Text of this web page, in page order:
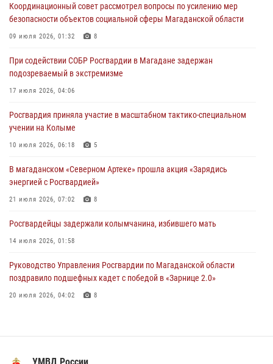
17 июля 2026, 04:06
«Каникулы с Росгвардией» продолжаются на Колыме
Начальник Главного штаба – первый заместитель директора
Росгвардии Герой России генерал-полковник Сергей Бойко
15 июля 2026, 06:21
Кинологический тандем из Магадана завоевал бронзу на
15 июля 2026, 04:34
Координационный совет рассмотрел вопросы по усилению мер
безопасности объектов социальной сферы Магаданской области
09 июля 2026, 01:32 8
При содействии СОБР Росгвардии в Магадане задержан
подозреваемый в экстремизме
17 июля 2026, 04:06
Росгвардия приняла участие в масштабном тактико-специальном
учении на Колыме
10 июля 2026, 06:18 5
В магаданском «Северном Артеке» прошла акция «Зарядись
энергией с Росгвардией»
21 июля 2026, 07:02 8
Росгвардейцы задержали колымчанина, избившего мать
14 июля 2026, 01:58
Руководство Управления Росгвардии по Магаданской области
поздравило подшефных кадет с победой в «Зарнице 2.0»
20 июля 2026, 04:02 8
УМВД России